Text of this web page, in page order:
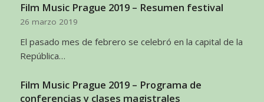
Film Music Prague 2019 – Resumen festival
26 marzo 2019
El pasado mes de febrero se celebró en la capital de la
República…
Film Music Prague 2019 – Programa de
conferencias y clases magistrales